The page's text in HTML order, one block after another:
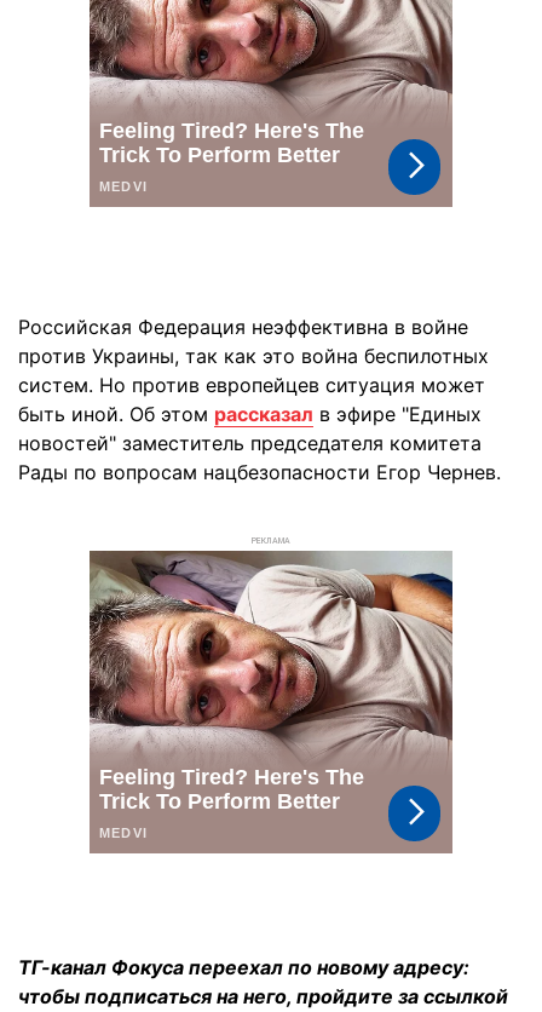
Российская Федерация неэффективна в войне
против Украины, так как это война беспилотных
систем. Но против европейцев ситуация может
быть иной. Об этом рассказал в эфире "Единых
новостей" заместитель председателя комитета
Рады по вопросам нацбезопасности Егор Чернев.
РЕКЛАМА
ТГ-канал Фокуса переехал по новому адресу:
чтобы подписаться на него, пройдите за ссылкой